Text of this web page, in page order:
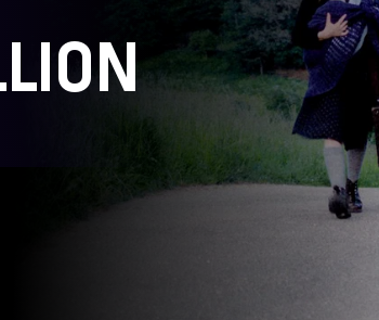
Educatie
Over Stichting LUX